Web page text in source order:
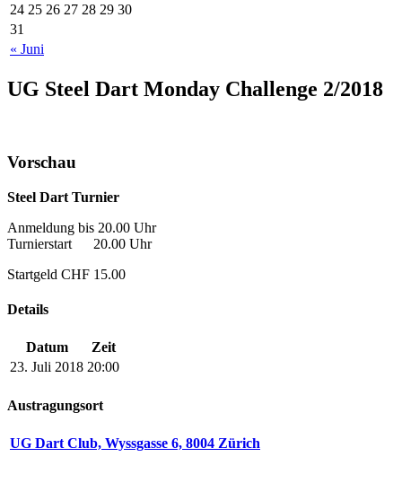
« Juni
24 25 26 27 28 29 30
31
UG Steel Dart Monday Challenge 2/2018
Vorschau
Steel Dart Turnier
Anmeldung bis 20.00 Uhr
Turnierstart 20.00 Uhr
Startgeld CHF 15.00
Details
Datum
Zeit
23. Juli 2018 20:00
Austragungsort
UG Dart Club, Wyssgasse 6, 8004 Zürich